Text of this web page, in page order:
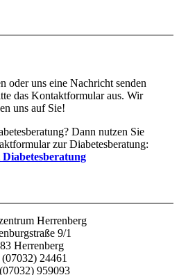
oder uns eine Nachricht senden
das Kontaktformular aus. Wir
uns auf Sie!
Dann nutzen Sie
zur Diabetesberatung:
Herrenberg
9/1
Herrenberg
24461
959093